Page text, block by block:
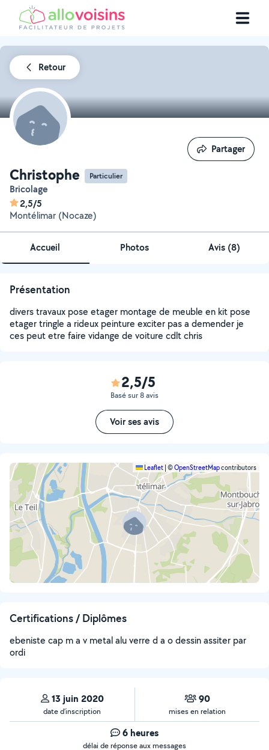
Retour
Christophe Particulier
Bricolage
2,5/5
Montélimar (Nocaze)
Partager
Partager
Accueil Photos Avis (8)
Présentation
divers travaux pose etager montage de meuble en kit pose
etager tringle a rideux peinture exciter pas a demender je
ces peut etre faire vidange de voiture cdlt chris
2,5/5
Basé sur 8 avis
Voir ses avis
Leaflet ©OpenStreetMapcontributors
Certifications / Diplômes
ebeniste cap m a v metal alu verre d a o dessin assiter par
ordi
13 juin 2020
date d’inscription
90
mises en relation
6 heures
délai de réponse aux messages